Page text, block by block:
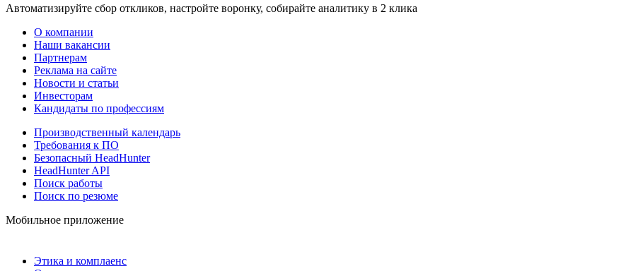
Автоматизируйте сбор откликов, настройте воронку, собирайте аналитику в 2 клика
О компании
Наши вакансии
Партнерам
Реклама на сайте
Новости и статьи
Инвесторам
Кандидаты по профессиям
Производственный календарь
Требования к ПО
Безопасный HeadHunter
HeadHunter API
Поиск работы
Поиск по резюме
Мобильное приложение
Этика и комплаенс